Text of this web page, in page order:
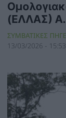
(ΕΛΛΑΣ)
ΣΥΜΒΑΤΙΚΕΣ
13/03/2026 - 15:53